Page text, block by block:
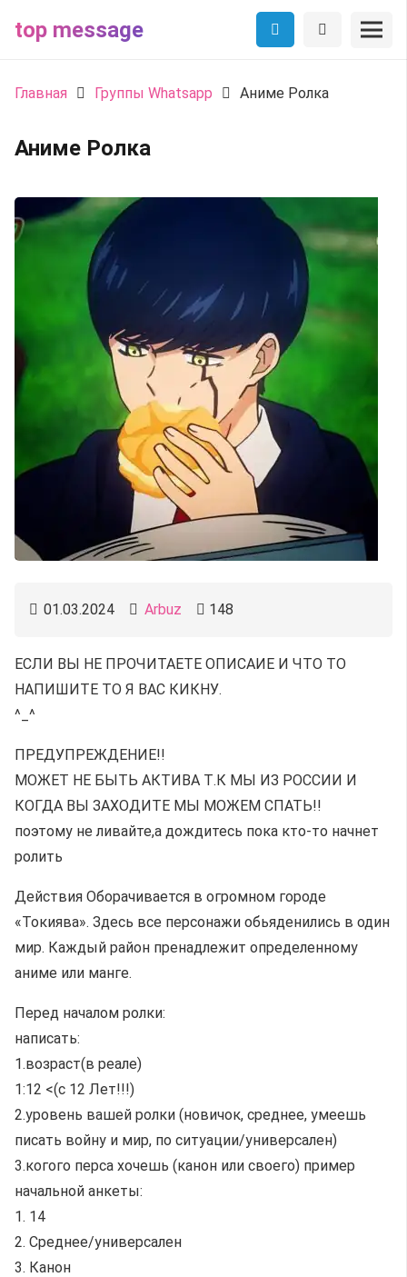
top message
Главная Группы Whatsapp Аниме Ролка
Аниме Ролка
01.03.2024 Arbuz 148
ЕСЛИ ВЫ НЕ ПРОЧИТАЕТЕ ОПИСАИЕ И ЧТО ТО
НАПИШИТЕ ТО Я ВАС КИКНУ.
^_^
ПРЕДУПРЕЖДЕНИЕ!!
МОЖЕТ НЕ БЫТЬ АКТИВА Т.К МЫ ИЗ РОССИИ И
КОГДА ВЫ ЗАХОДИТЕ МЫ МОЖЕМ СПАТЬ!!
поэтому не ливайте,а дождитесь пока кто-то начнет
ролить
Действия Оборачивается в огромном городе
«Токиява». Здесь все персонажи обьяденились в один
мир. Каждый район пренадлежит определенному
аниме или манге.
Перед началом ролки:
написать:
1.возраст(в реале)
1:12 <(с 12 Лет!!!)
2.уровень вашей ролки (новичок, среднее, умеешь
писать войну и мир, по ситуации/универсален)
3.когого перса хочешь (канон или своего) пример
начальной анкеты:
1. 14
2. Среднее/универсален
3. Канон